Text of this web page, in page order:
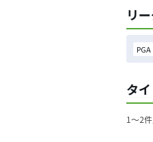
リ
PGA
タ
1〜2